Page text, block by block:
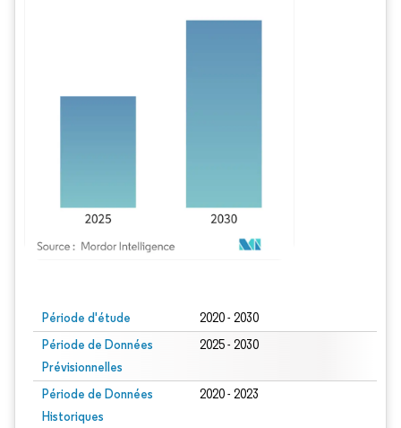
Période d'étude 2020 - 2030
Période de Données
Prévisionnelles
2025 - 2030
Période de Données
Historiques
2020 - 2023